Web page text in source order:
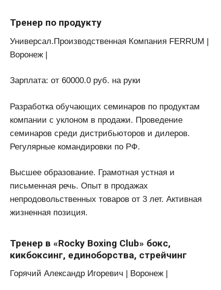
Тренер по продукту
Универсал.Производственная Компания FERRUM |
Воронеж |
Зарплата: от 60000.0 руб. на руки
Разработка обучающих семинаров по продуктам
компании с уклоном в продажи. Проведение
семинаров среди дистрибьюторов и дилеров.
Регулярные командировки по РФ.
Высшее образование. Грамотная устная и
письменная речь. Опыт в продажах
непродовольственных товаров от 3 лет. Активная
жизненная позиция.
Тренер в «Rocky Boxing Club» бокс,
кикбоксинг, единоборства, стрейчинг
Горячий Александр Игоревич | Воронеж |